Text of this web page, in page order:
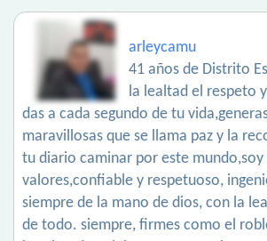
arleycamu
41 años de Distrito
la lealtad el respeto
das a cada segundo de tu
maravillosas que se llama paz y la
tu diario caminar por este mundo,soy
valores,confiable y respetuoso,
siempre de la mano de dios, con la
de todo. siempre, firmes como el